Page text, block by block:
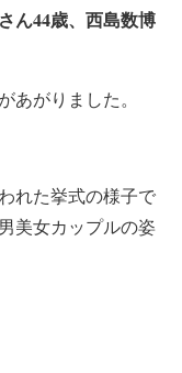
ん44歳、西島数博
あがりました。
れた挙式の様子で
美女カップルの姿